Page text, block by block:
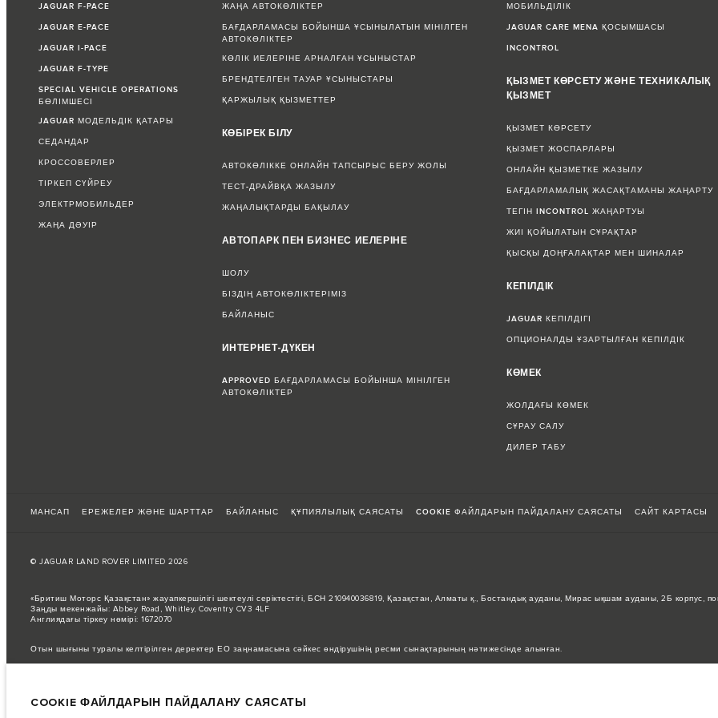
JAGUAR F-PACE
JAGUAR E-PACE
JAGUAR I-PACE
JAGUAR F-TYPE
SPECIAL VEHICLE OPERATIONS
БӨЛІМШЕСІ
JAGUAR МОДЕЛЬДІК ҚАТАРЫ
СЕДАНДАР
КРОССОВЕРЛЕР
ТІРКЕП СҮЙРЕУ
ЭЛЕКТРМОБИЛЬДЕР
ЖАҢА ДӘУІР
ЖАҢА АВТОКӨЛІКТЕР
БАҒДАРЛАМАСЫ БОЙЫНША ҰСЫНЫЛАТЫН МІНІЛГЕН
АВТОКӨЛІКТЕР
КӨЛІК ИЕЛЕРІНЕ АРНАЛҒАН ҰСЫНЫСТАР
БРЕНДТЕЛГЕН ТАУАР ҰСЫНЫСТАРЫ
ҚАРЖЫЛЫҚ ҚЫЗМЕТТЕР
КӨБІРЕК БІЛУ
АВТОКӨЛІККЕ ОНЛАЙН ТАПСЫРЫС БЕРУ ЖОЛЫ
ТЕСТ-ДРАЙВҚА ЖАЗЫЛУ
ЖАҢАЛЫҚТАРДЫ БАҚЫЛАУ
АВТОПАРК ПЕН БИЗНЕС ИЕЛЕРІНЕ
ШОЛУ
БІЗДІҢ АВТОКӨЛІКТЕРІМІЗ
БАЙЛАНЫС
ИНТЕРНЕТ-ДҮКЕН
APPROVED БАҒДАРЛАМАСЫ БОЙЫНША МІНІЛГЕН
АВТОКӨЛІКТЕР
МОБИЛЬДІЛІК
JAGUAR CARE MENA ҚОСЫМШАСЫ
INCONTROL
ҚЫЗМЕТ КӨРСЕТУ ЖӘНЕ ТЕХНИКАЛЫҚ
ҚЫЗМЕТ
ҚЫЗМЕТ КӨРСЕТУ
ҚЫЗМЕТ ЖОСПАРЛАРЫ
ОНЛАЙН ҚЫЗМЕТКЕ ЖАЗЫЛУ
БАҒДАРЛАМАЛЫҚ ЖАСАҚТАМАНЫ ЖАҢАРТУ
ТЕГІН INCONTROL ЖАҢАРТУЫ
ЖИІ ҚОЙЫЛАТЫН СҰРАҚТАР
ҚЫСҚЫ ДОҢҒАЛАҚТАР МЕН ШИНАЛАР
КЕПІЛДІК
JAGUAR КЕПІЛДІГІ
ОПЦИОНАЛДЫ ҰЗАРТЫЛҒАН КЕПІЛДІК
КӨМЕК
ЖОЛДАҒЫ КӨМЕК
СҰРАУ САЛУ
ДИЛЕР ТАБУ
МАНСАП ЕРЕЖЕЛЕР ЖӘНЕ ШАРТТАР БАЙЛАНЫС ҚҰПИЯЛЫЛЫҚ САЯСАТЫ COOKIE ФАЙЛДАРЫН ПАЙДАЛАНУ САЯСАТЫ САЙТ КАРТАСЫ
© JAGUAR LAND ROVER LIMITED 2026
«Бритиш Моторс Қазақстан» жауапкершілігі шектеулі серіктестігі, БСН 210940036819, Қазақстан, Алматы қ., Бостандық ауданы, Мирас ықшам ауданы, 2Б корпус,
Заңды мекенжайы: Abbey Road, Whitley, Coventry CV3 4LF
Англиядағы тіркеу нөмірі: 1672070
Отын шығыны туралы келтірілген деректер ЕО заңнамасына сәйкес өндірушінің ресми сынақтарының нәтижесінде алынған.
Бұл өте динамикалық жағдай, осыған байланысты қазіргі уақытта веб-сайтта қолданылған суреттер мүмкіндіктердің, опциялардың, әрлеудің және түс
COOKIE ФАЙЛДАРЫН ПАЙДАЛАНУ САЯСАТЫ